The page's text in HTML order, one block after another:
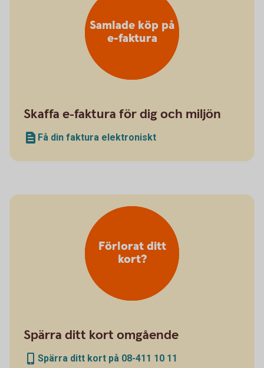
Samlade köp på
e-faktura
Skaffa e-faktura för dig och miljön
Få din faktura elektroniskt
Förlorat ditt
kort?
Spärra ditt kort omgående
Spärra ditt kort på 08-411 10 11